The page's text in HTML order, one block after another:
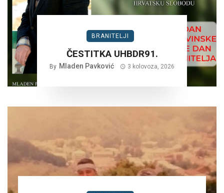
BRANITELJI
ČESTITKA UHBDR91.
By Mladen Pavković 3 kolovoza, 2026